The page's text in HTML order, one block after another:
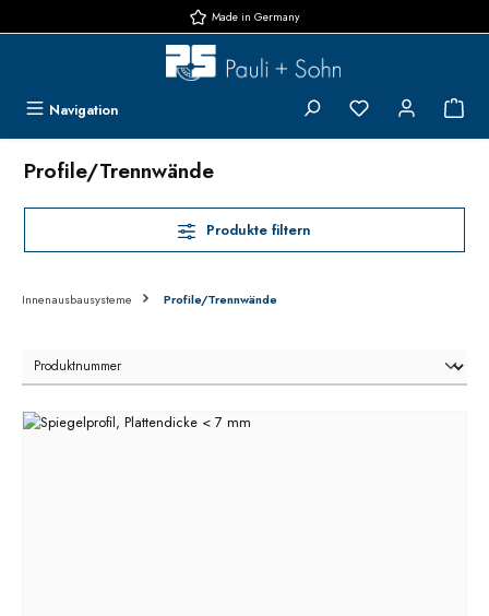
Made in Germany
Navigation Du hast 0
Profile/Trennwände
Produkte filtern
Innenausbausysteme Profile/Trennwände